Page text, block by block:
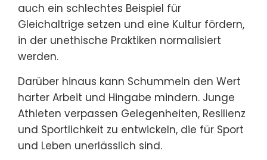
auch ein schlechtes Beispiel für
Gleichaltrige setzen und eine Kultur fördern,
in der unethische Praktiken normalisiert
werden.
Darüber hinaus kann Schummeln den Wert
harter Arbeit und Hingabe mindern. Junge
Athleten verpassen Gelegenheiten, Resilienz
und Sportlichkeit zu entwickeln, die für Sport
und Leben unerlässlich sind.